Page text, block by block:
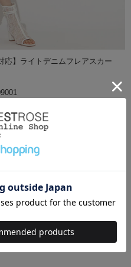
応】ライトデニムフレアスカー
停止させていただいております